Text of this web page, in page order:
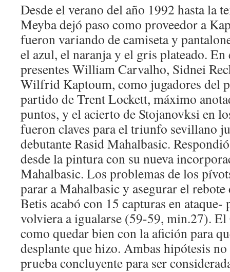
Desde el verano del año 1992 hasta la
Meyba dejó paso como proveedor a
fueron variando de camiseta y
el azul, el naranja y el gris plateado. En
presentes William Carvalho, Sidnei
Wilfrid Kaptoum, como jugadores del
partido de Trent Lockett, máximo
puntos, y el acierto de Stojanovksi en
fueron claves para el triunfo sevillano
debutante Rasid Mahalbasic.
desde la pintura con su nueva
Mahalbasic. Los problemas de los
parar a Mahalbasic y asegurar el
Betis acabó con 15 capturas en
volviera a igualarse (59-59, min.27). El
como quedar bien con la afición para
desplante que hizo. Ambas hipótesis
prueba concluyente para ser